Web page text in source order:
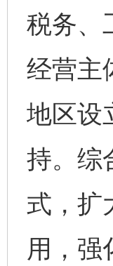
税务、
经营主
地区设
持。综
式，扩
用，强